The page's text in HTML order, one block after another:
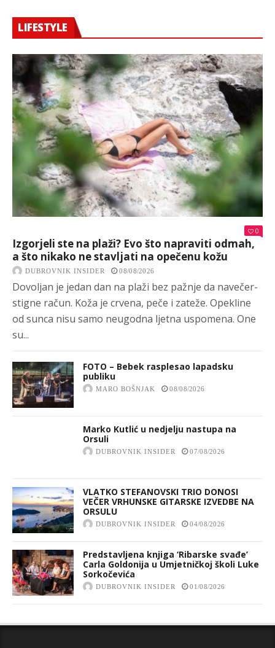
LIFESTYLE
0
Izgorjeli ste na plaži? Evo što napraviti odmah,
a što nikako ne stavljati na opečenu kožu
DUBROVNIK INSIDER 08/08/2026
Dovoljan je jedan dan na plaži bez pažnje da navečer-
stigne račun. Koža je crvena, peče i zateže. Opekline
od sunca nisu samo neugodna ljetna uspomena. One
su...
FOTO – Bebek rasplesao lapadsku
publiku
MARO BOŠNJAK 08/08/2026
Marko Kutlić u nedjelju nastupa na
Orsuli
DUBROVNIK INSIDER 07/08/2026
VLATKO STEFANOVSKI TRIO DONOSI
VEČER VRHUNSKE GITARSKE IZVEDBE NA
ORSULU
DUBROVNIK INSIDER 04/08/2026
Predstavljena knjiga ‘Ribarske svađe’
Carla Goldonija u Umjetničkoj školi Luke
Sorkočevića
DUBROVNIK INSIDER 01/08/2026